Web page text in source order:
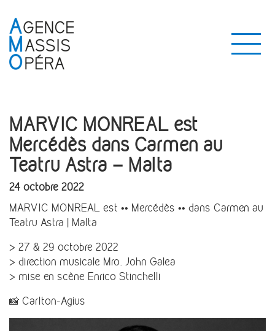
MARVIC MONREAL est
Mercédès dans Carmen au
Teatru Astra – Malta
24 octobre 2022
MARVIC MONREAL est •• Mercédès •• dans Carmen au
Teatru Astra | Malta
> 27 & 29 octobre 2022
> direction musicale Mro. John Galea
> mise en scène Enrico Stinchelli
📸 Carlton-Agius